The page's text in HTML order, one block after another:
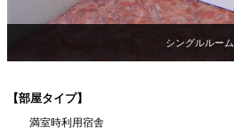
シングルルーム
【部屋タイプ】
満室時利用宿舎